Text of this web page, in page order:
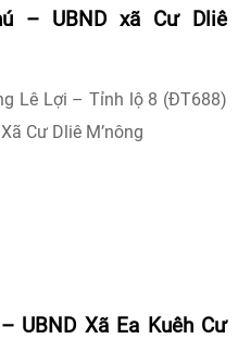
– UBND xã Cư Dliê
Lê Lợi – Tỉnh lộ 8 (ĐT688)
Cư Dliê M’nông
UBND Xã Ea Kuêh Cư